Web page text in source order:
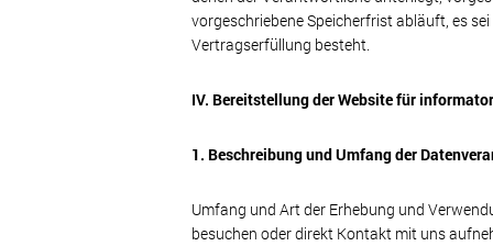
vorgeschriebene Speicherfrist abläuft, es
Vertragserfüllung besteht.
IV. Bereitstellung der Website für
1. Beschreibung und Umfang der
Umfang und Art der Erhebung und
besuchen oder direkt Kontakt mit uns